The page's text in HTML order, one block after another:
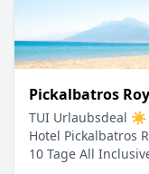
Pickalbatros
TUI Urlaubsdeal ☀
Hotel Pickalbatros
10 Tage All